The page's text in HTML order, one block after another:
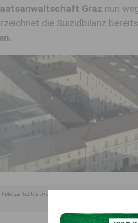
Graz nun
die Suizidbilanz
leblos in seiner Zelle der Justizanstalt